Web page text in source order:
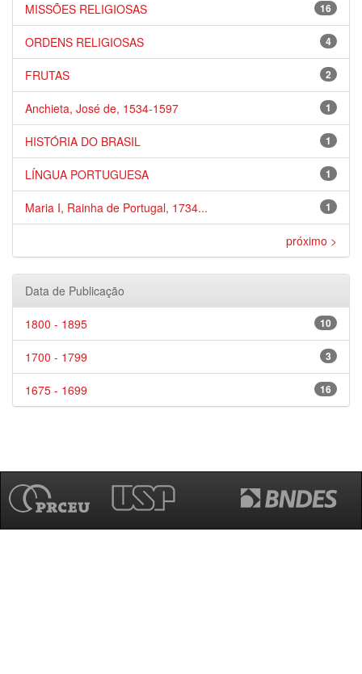
16
MISSÕES RELIGIOSAS
4
ORDENS RELIGIOSAS
2
FRUTAS
1
Anchieta, José de, 1534-1597
1
HISTÓRIA DO BRASIL
1
LÍNGUA PORTUGUESA
1
Maria I, Rainha de Portugal, 1734...
próximo >
Data de Publicação
10
1800 - 1895
3
1700 - 1799
16
1675 - 1699